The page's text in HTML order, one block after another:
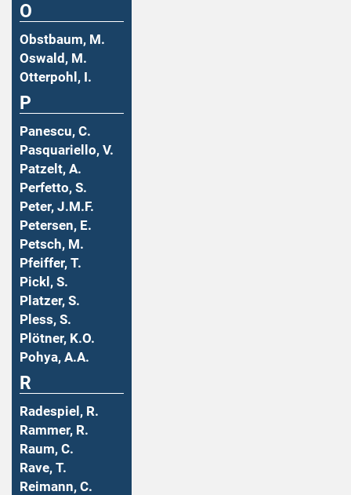
O
Obstbaum, M.
Oswald, M.
Otterpohl, I.
P
Panescu, C.
Pasquariello, V.
Patzelt, A.
Perfetto, S.
Peter, J.M.F.
Petersen, E.
Petsch, M.
Pfeiffer, T.
Pickl, S.
Platzer, S.
Pless, S.
Plötner, K.O.
Pohya, A.A.
R
Radespiel, R.
Rammer, R.
Raum, C.
Rave, T.
Reimann, C.